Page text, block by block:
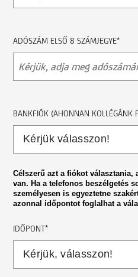
ADÓSZÁM ELSŐ 8 SZÁMJEGYE*
BANKFIÓK (AHONNAN KOLLÉGÁNK
Célszerű azt a fiókot választania,
van. Ha a telefonos beszélgetés
személyesen is egyeztetne
azonnal időpontot foglalhat a
IDŐPONT*